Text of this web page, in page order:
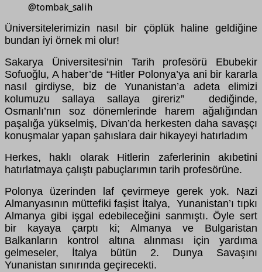
@tombak_salih
Üniversitelerimizin nasıl bir çöplük haline geldiğine
bundan iyi örnek mi olur!
Sakarya Üniversitesi’nin Tarih profesörü Ebubekir
Sofuoğlu, A haber’de “Hitler Polonya’ya ani bir kararla
nasıl girdiyse, biz de Yunanistan’a adeta elimizi
kolumuzu sallaya sallaya gireriz” dediğinde,
Osmanlı’nın soz dönemlerinde harem ağalığından
paşalığa yükselmiş, Divan’da herkesten daha savaşçı
konuşmalar yapan şahıslara dair hikayeyi hatırladım
Herkes, haklı olarak Hitlerin zaferlerinin akıbetini
hatırlatmaya çalıştı pabuçlarımın tarih profesörüne.
Polonya üzerinden laf çevirmeye gerek yok. Nazi
Almanyasının müttefiki faşist İtalya, Yunanistan’ı tıpkı
Almanya gibi işgal edebileceğini sanmıştı. Öyle sert
bir kayaya çarptı ki; Almanya ve Bulgaristan
Balkanların kontrol altına alınması için yardıma
gelmeseler, İtalya bütün 2. Dunya Savaşını
Yunanistan sınırında geçirecekti.